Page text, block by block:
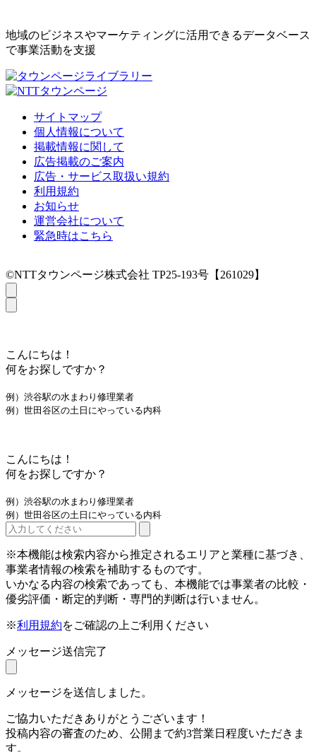
地域のビジネスやマーケティングに活用できるデータベース
で事業活動を支援
サイトマップ
個人情報について
掲載情報に関して
広告掲載のご案内
広告・サービス取扱い規約
利用規約
お知らせ
運営会社について
緊急時はこちら
©NTTタウンページ株式会社 TP25-193号【261029】
こんにちは！
何をお探しですか？
例）渋谷駅の水まわり修理業者
例）世田谷区の土日にやっている内科
こんにちは！
何をお探しですか？
例）渋谷駅の水まわり修理業者
例）世田谷区の土日にやっている内科
※本機能は検索内容から推定されるエリアと業種に基づき、
事業者情報の検索を補助するものです。
いかなる内容の検索であっても、本機能では事業者の比較・
優劣評価・断定的判断・専門的判断は行いません。
※利用規約をご確認の上ご利用ください
メッセージ送信完了
メッセージを送信しました。
ご協力いただきありがとうございます！
投稿内容の審査のため、公開まで約3営業日程度いただきま
す。